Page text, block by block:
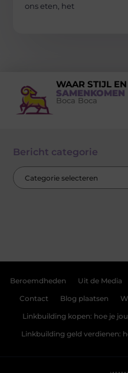
ons eten, het
WAAR STIJL
SAMENKOMEN
Boca Boca
Bericht categorie
Beroemdheden Uit de Media
Contact Blog plaatsen
Linkbuilding kopen: hoe je
Linkbuilding geld verdienen: